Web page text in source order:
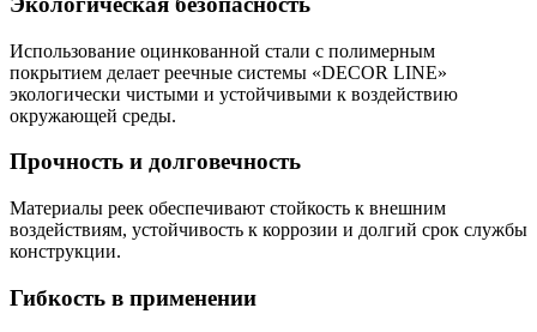
Использование оцинкованной стали с полимерным
покрытием делает реечные системы «DECOR LINE»
экологически чистыми и устойчивыми к воздействию
окружающей среды.
Прочность и долговечность
Материалы реек обеспечивают стойкость к внешним
воздействиям, устойчивость к коррозии и долгий срок службы
конструкции.
Гибкость в применении